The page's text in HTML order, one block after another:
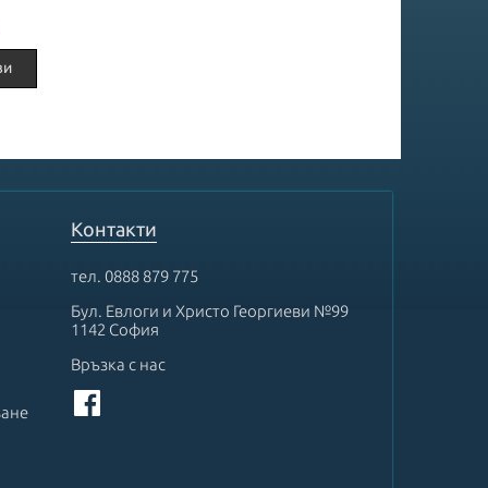
Контакти
тел. 0888 879 775
Бул. Евлоги и Христо Георгиеви №99
1142 София
Връзка с нас